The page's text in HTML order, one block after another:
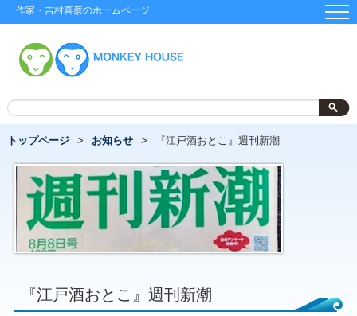
作家・吉村喜彦のホームページ
トップページ お知らせ 『江戸酒おとこ』週刊新潮
『江戸酒おとこ』週刊新潮